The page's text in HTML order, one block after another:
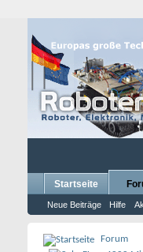
Startseite
Neue Beiträge Hilfe
Forum